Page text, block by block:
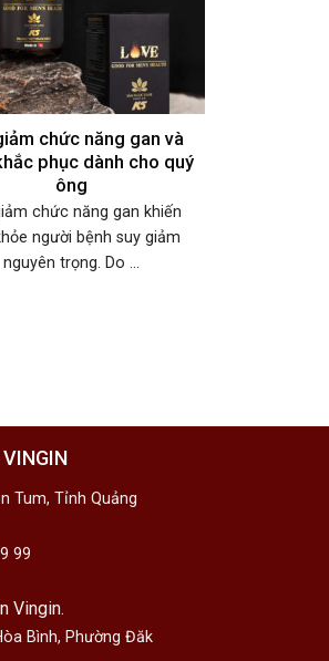
chức năng gan và
phục dành cho quý
ông
chức năng gan khiến
người bệnh suy giảm
nguyên trọng. Do ...
Tum, Tỉnh Quảng
99
Vingin.
Bình, Phường Đăk